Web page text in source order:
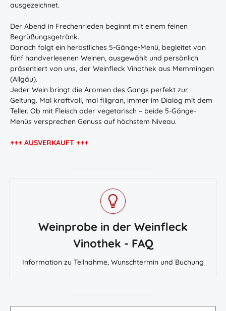
ausgezeichnet.
Der Abend in Frechenrieden beginnt mit einem feinen
Begrüßungsgetränk.
Danach folgt ein herbstliches 5-Gänge-Menü, begleitet von
fünf handverlesenen Weinen, ausgewählt und persönlich
präsentiert von uns, der Weinfleck Vinothek aus Memmingen
(Allgäu).
Jeder Wein bringt die Aromen des Gangs perfekt zur
Geltung. Mal kraftvoll, mal filigran, immer im Dialog mit dem
Teller. Ob mit Fleisch oder vegetarisch – beide 5-Gänge-
Menüs versprechen Genuss auf höchstem Niveau.
+++ AUSVERKAUFT +++
Weinprobe in der Weinfleck
Vinothek - FAQ
Information zu Teilnahme, Wunschtermin und Buchung